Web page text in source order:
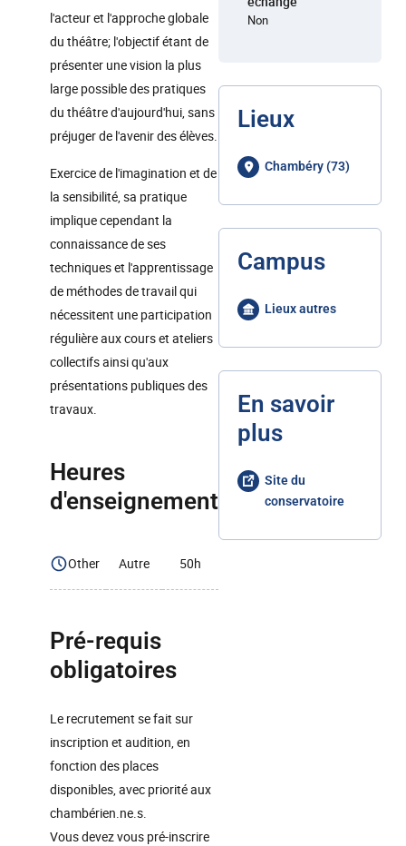
l'acteur et l'approche globale
du théâtre; l'objectif étant de
présenter une vision la plus
large possible des pratiques
du théâtre d'aujourd'hui, sans
préjuger de l'avenir des élèves.
Exercice de l'imagination et de
la sensibilité, sa pratique
implique cependant la
connaissance de ses
techniques et l'apprentissage
de méthodes de travail qui
nécessitent une participation
régulière aux cours et ateliers
collectifs ainsi qu'aux
présentations publiques des
travaux.
Heures
d'enseignement
Other Autre 50h
Pré-requis
obligatoires
Le recrutement se fait sur
inscription et audition, en
fonction des places
disponibles, avec priorité aux
chambérien.ne.s.
Vous devez vous pré-inscrire
Non
Lieux
Chambéry (73)
Campus
Lieux autres
En savoir
plus
Site du
conservatoire